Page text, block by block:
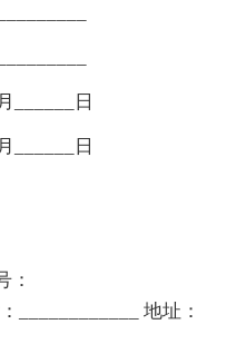
______日
______日
：
____________ 地址：